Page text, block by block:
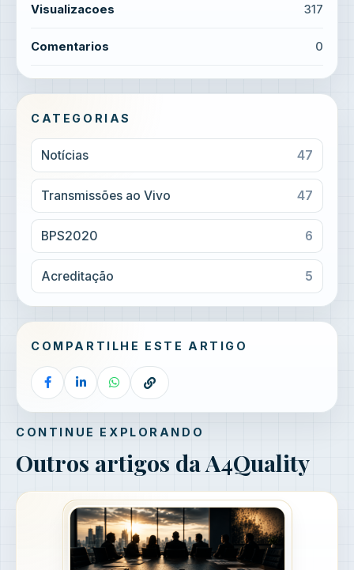
Visualizacoes 317
Comentarios 0
CATEGORIAS
Notícias 47
Transmissões ao Vivo 47
BPS2020 6
Acreditação 5
COMPARTILHE ESTE ARTIGO
CONTINUE EXPLORANDO
Outros artigos da A4Quality